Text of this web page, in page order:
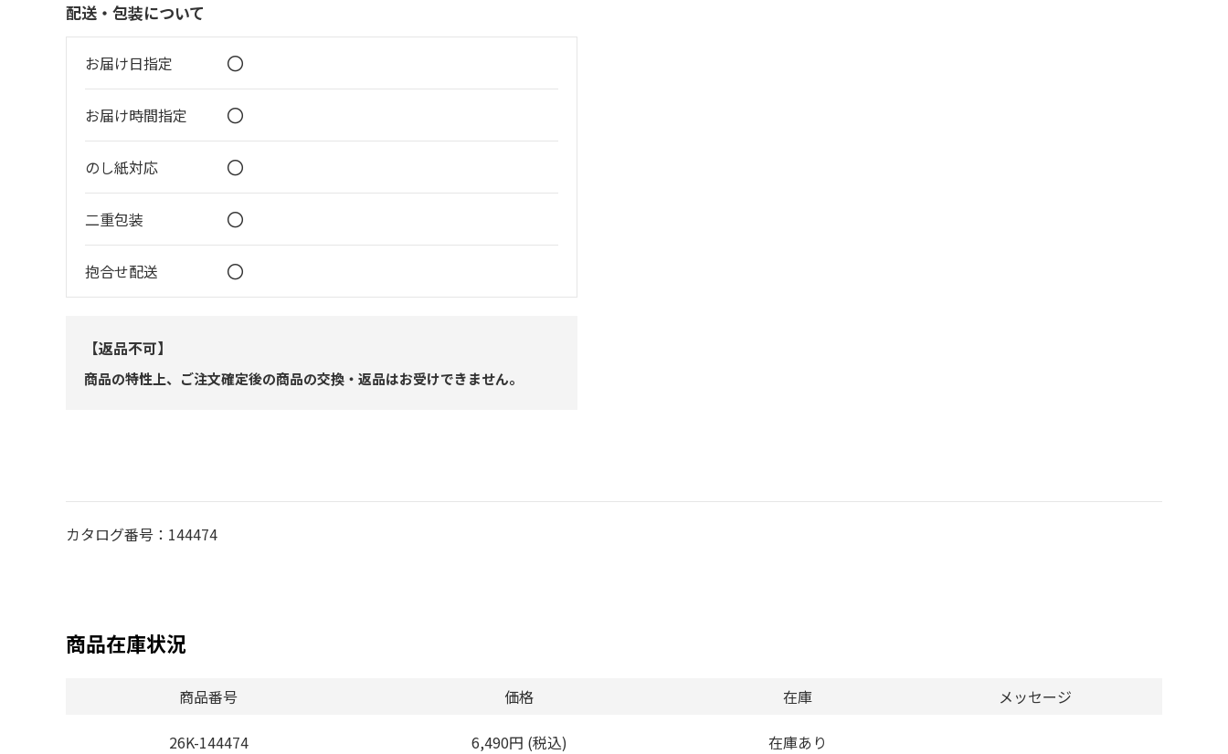
配送・包装について
お届け日指定 〇
お届け時間指定 〇
のし紙対応 〇
二重包装 〇
抱合せ配送 〇
【返品不可】
商品の特性上、ご注文確定後の商品の交換・返品はお受けできません。
カタログ番号：144474
商品在庫状況
商品番号 価格 在庫 メッセージ
26K-144474 6,490円 (税込) 在庫あり